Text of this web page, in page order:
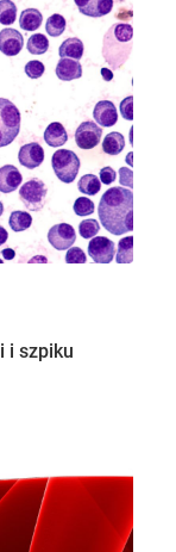
i szpiku